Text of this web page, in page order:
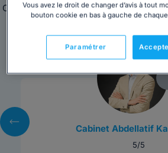
Ces avocats sont disponibles
toutes vos questions
Cabinet Abdellatif
5/5
Vous avez le droit de changer d’avis à tout
bouton cookie en bas à gauche de
Paramétrer